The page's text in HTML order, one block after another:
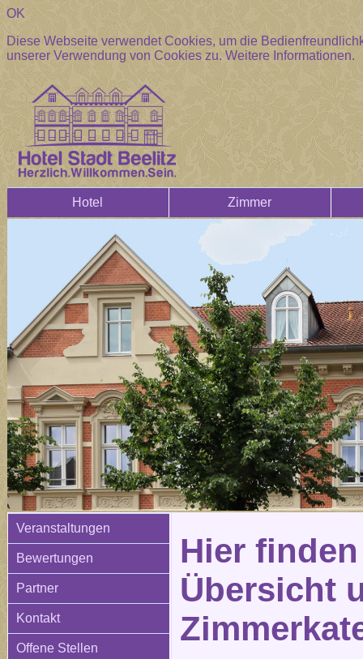
OK
Diese Webseite verwendet Cookies, um die
unserer Verwendung von Cookies zu.Weitere Informationen.
Hotel Zimmer
Veranstaltungen
Bewertungen
Partner
Kontakt
Offene Stellen
Hier
Übersicht